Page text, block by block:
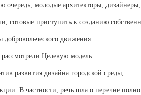
очередь, молодые архитекторы, дизайнеры
, готовые приступить к созданию
добровольческого движения.
Целевую модель
развития дизайна городской среды
В частности, речь шла о перечне